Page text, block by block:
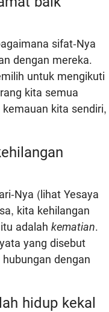
sifat-Nya
dengan mereka.
untuk mengikuti
kita semua
kita sendiri,
Nya (lihat Yesaya
kita kehilangan
adalah kematian.
yang disebut
dengan
hidup kekal